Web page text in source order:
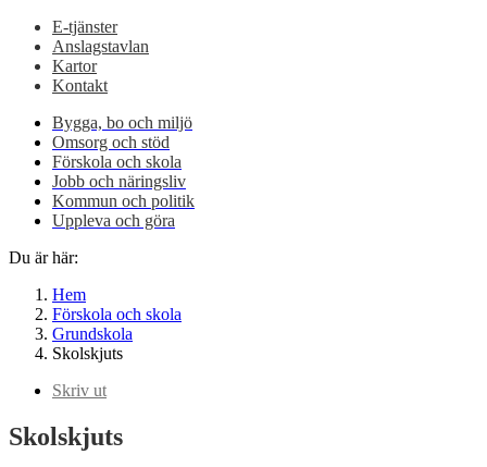
E-tjänster
Anslagstavlan
Kartor
Kontakt
Bygga, bo och miljö
Omsorg och stöd
Förskola och skola
Jobb och näringsliv
Kommun och politik
Uppleva och göra
Du är här:
Hem
Förskola och skola
Grundskola
Skolskjuts
Skriv ut
Skolskjuts